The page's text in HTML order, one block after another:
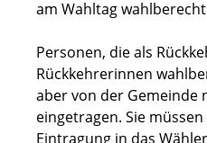
am Wahltag
Personen, die als
Rückkehrerinnen
aber von der Gemeinde
eingetragen. Sie
Eintragung in das